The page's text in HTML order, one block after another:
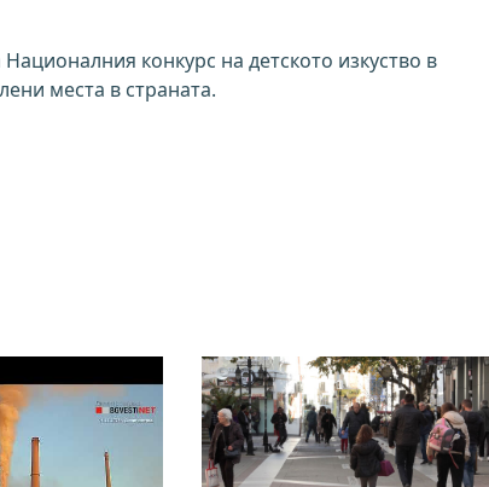
конкурс на детското изкуство в
места в страната.